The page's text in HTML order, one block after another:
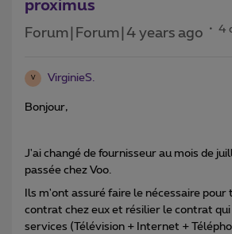
proximus
Forum|Forum|4 years ago 4
V VirginieS.
Bonjour,
J'ai changé de fournisseur au mois de
passée chez Voo.
Ils m'ont assuré faire le nécessaire pour
contrat chez eux et résilier le contrat qui
services (Télévision + Internet +